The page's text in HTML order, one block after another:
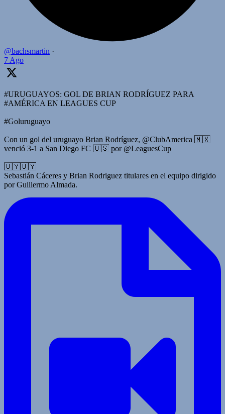
@bachsmartin ·
7 Ago
#URUGUAYOS: GOL DE BRIAN RODRÍGUEZ PARA
#AMÉRICA EN LEAGUES CUP
#Goluruguayo
Con un gol del uruguayo Brian Rodríguez, @ClubAmerica 🇲🇽
venció 3-1 a San Diego FC 🇺🇸 por @LeaguesCup
🇺🇾🇺🇾
Sebastián Cáceres y Brian Rodriguez titulares en el equipo dirigido
por Guillermo Almada.